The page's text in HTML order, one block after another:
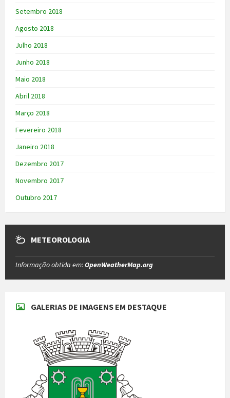
Setembro 2018
Agosto 2018
Julho 2018
Junho 2018
Maio 2018
Abril 2018
Março 2018
Fevereiro 2018
Janeiro 2018
Dezembro 2017
Novembro 2017
Outubro 2017
METEOROLOGIA
Informação obtida em:OpenWeatherMap.org
GALERIAS DE IMAGENS EM DESTAQUE